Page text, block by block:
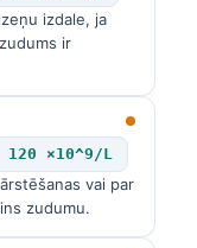
izdale, ja
ir
×10^9/L
vai par
zudumu.